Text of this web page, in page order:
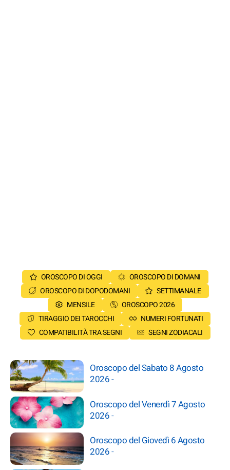
OROSCOPO DI OGGI
OROSCOPO DI DOMANI
OROSCOPO DI DOPODOMANI
SETTIMANALE
MENSILE
OROSCOPO 2026
TIRAGGIO DEI TAROCCHI
NUMERI FORTUNATI
COMPATIBILITÀ TRA SEGNI
SEGNI ZODIACALI
Oroscopo del Sabato 8 Agosto
2026-
Oroscopo del Venerdì 7 Agosto
2026-
Oroscopo del Giovedì 6 Agosto
2026-